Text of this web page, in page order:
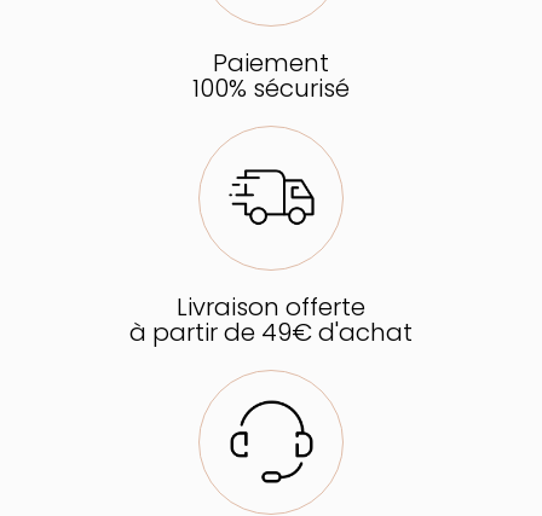
Paiement
100% sécurisé
Livraison offerte
à partir de 49€ d'achat